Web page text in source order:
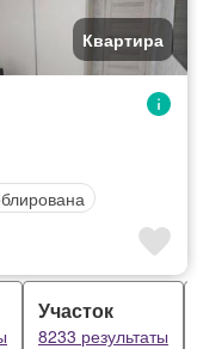
Квартира
Участок
8233 результаты